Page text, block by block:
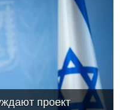
эти деньги с
проект